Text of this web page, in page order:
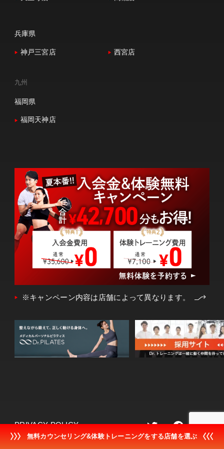
兵庫県
神戸三宮店 西宮店
九州
福岡県
福岡天神店
※キャンペーン内容は店舗によって異なります。
PRIVACY POLICY
TERM OF USE
無料カウンセリング&体験トレーニングをする店舗を選ぶ